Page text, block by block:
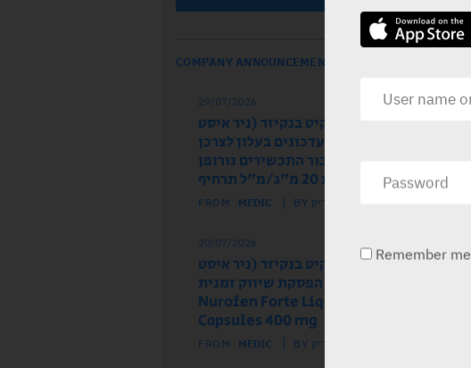
COMPANY ANNOUNCEMENTS
29/07/2026
בעל הרישום רקיט בנקיזר (ניר איסט
בע"מ) מודיע על עדכונים בעלון לצרכן
ובעלון לרופא עבור התכשירים נורופן
לילדים תפוז ותות 20 מ"ג/מ"ל תרחיף
FROM MEDIC BY מדיק
20/07/2026
בעל הרישום רקיט בנקיזר (ניר איסט
בע"מ) מודיע על הפסקת שיווק זמנית
של התכשיר Nurofen Forte Liquid
Capsules 400 mg
FROM MEDIC BY מדיק
Remember me